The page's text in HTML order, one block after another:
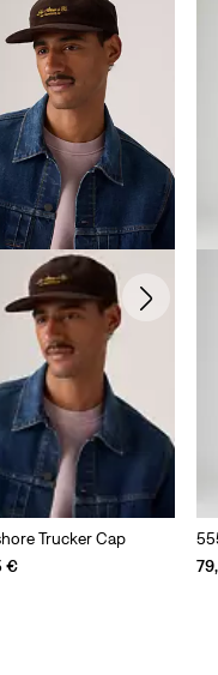
Trucker Cap
€